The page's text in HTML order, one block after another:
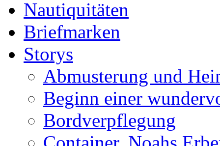
Nautiquitäten
Briefmarken
Storys
Abmusterung und
Beginn einer
Bordverpflegung